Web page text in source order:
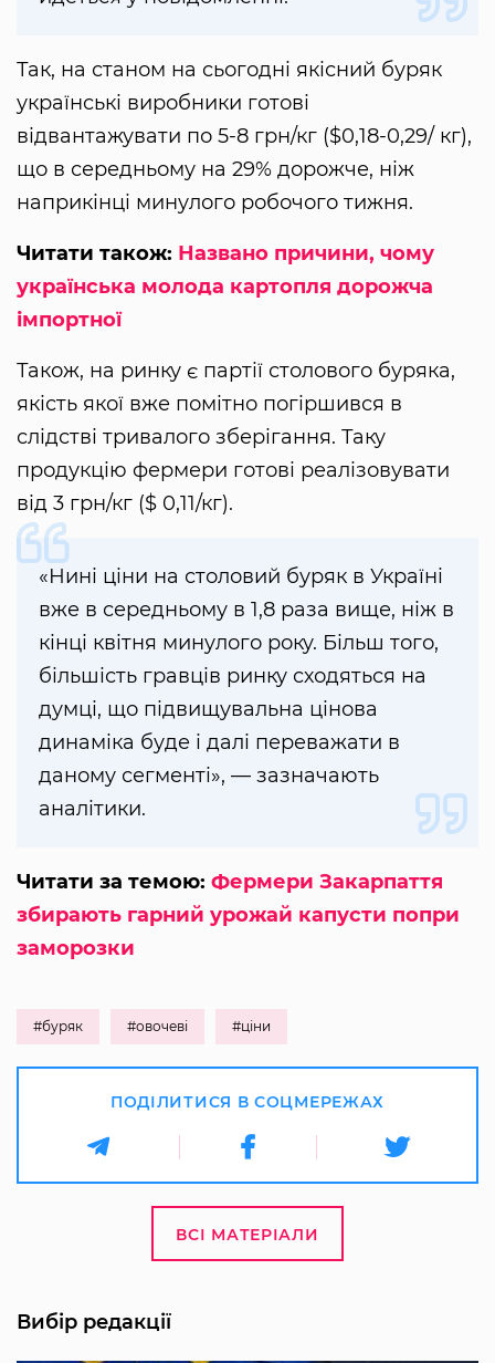
Так, на станом на сьогодні якісний буряк
українські виробники готові
відвантажувати по 5-8 грн/кг ($0,18-0,29/ кг),
що в середньому на 29% дорожче, ніж
наприкінці минулого робочого тижня.
Читати також: Названо причини, чому
українська молода картопля дорожча
імпортної
Також, на ринку є партії столового буряка,
якість якої вже помітно погіршився в
слідстві тривалого зберігання. Таку
продукцію фермери готові реалізовувати
від 3 грн/кг ($ 0,11/кг).
«Нині ціни на столовий буряк в Україні
вже в середньому в 1,8 раза вище, ніж в
кінці квітня минулого року. Більш того,
більшість гравців ринку сходяться на
думці, що підвищувальна цінова
динаміка буде і далі переважати в
даному сегменті», — зазначають
аналітики.
Читати за темою: Фермери Закарпаття
збирають гарний урожай капусти попри
заморозки
#буряк #овочеві #ціни
ПОДІЛИТИСЯ В СОЦМЕРЕЖАХ
ВСІ МАТЕРІАЛИ
Вибір редакції